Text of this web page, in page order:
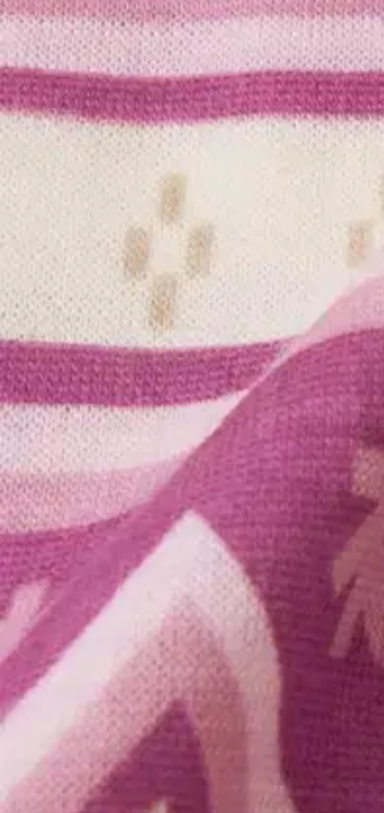
Karusellin nuolipainikkeet
Seuraava
Karusellin pikakuvakkeet